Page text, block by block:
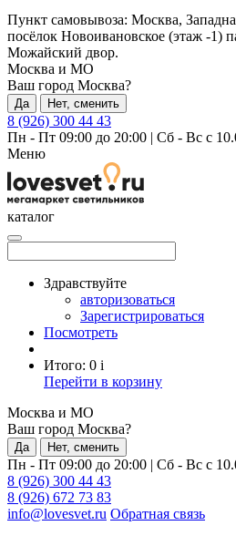
Пункт самовывоза: Москва,
посёлок Новоивановское (этаж -1)
Можайский двор.
Москва и МО
Ваш город Москва?
Да Нет, сменить
8 (926) 300 44 43
Пн - Пт 09:00 до 20:00 | Сб - Вс с
Меню
каталог
Здравствуйте
авторизоваться
Зарегистрироваться
Посмотреть
Итого: 0 i
Перейти в корзину
Москва и МО
Ваш город Москва?
Да Нет, сменить
Пн - Пт 09:00 до 20:00 | Сб - Вс с
8 (926) 300 44 43
8 (926) 672 73 83
info@lovesvet.ru Обратная связь